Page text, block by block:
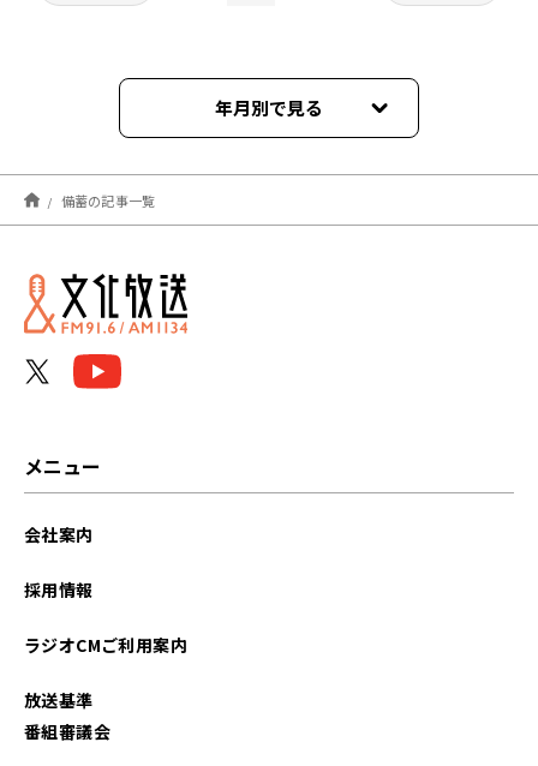
年月別で見る
2022年02月
2022年01月
備蓄の記事一覧
メニュー
会社案内
採用情報
ラジオCMご利用案内
放送基準
番組審議会